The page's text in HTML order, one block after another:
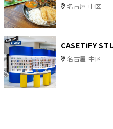
名古屋 中区
CASETiFY
名古屋 中区